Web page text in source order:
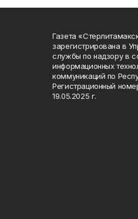
Газета
зарегистрирована в
службы по надзору в
информационных
коммуникаций по
Регистрационный
19.05.2025 г.